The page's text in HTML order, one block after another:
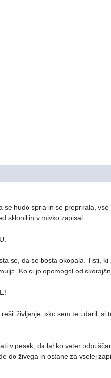
hudo sprla in se preprirala,
sklonil in v mivko zapisal:
se, da se bosta okopala. Tisti,
Ko si je opomogel od
življenje, »ko sem te udaril,
v pesek, da lahko veter
do živega in ostane za vselej